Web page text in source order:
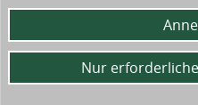
Nur